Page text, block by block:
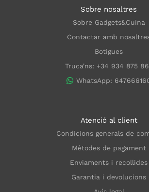
Sobre nosaltres
Sobre Gadgets&Cuina
Contactar amb
Botigues
Truca'ns: +34 934 875
WhatsApp:
Atenció al client
Condicions generals de
Mètodes de pagament
Enviaments i recollides
Garantia i devolucions